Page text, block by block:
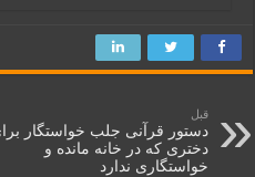
قبل
دستور قرآنی جلب خواستگار
دختری که در خانه مانده و
خواستگاری ندارد